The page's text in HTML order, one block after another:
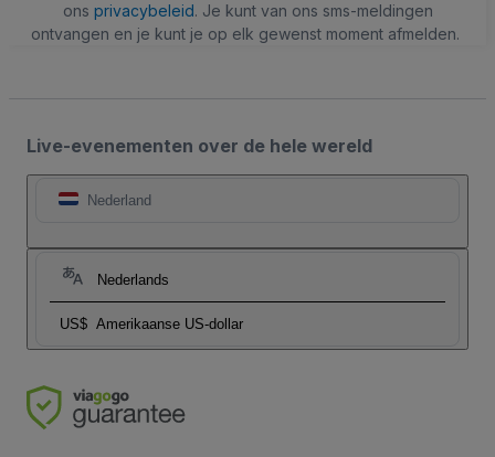
ons privacybeleid. Je kunt van ons sms-meldingen
ontvangen en je kunt je op elk gewenst moment afmelden.
Live-evenementen over de hele wereld
Nederland
Nederlands
US$ Amerikaanse US-dollar